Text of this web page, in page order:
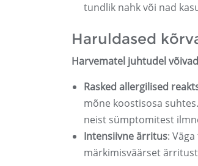
tundlik nahk või nad
Haruldased
Harvematel juhtudel
Rasked allergilised
mõne koostisosa
neist sümptomitest
Intensiivne ärritus:
märkimisväärset